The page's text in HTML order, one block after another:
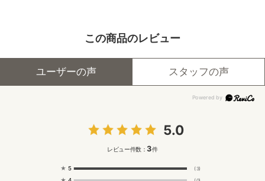
この商品のレビュー
ユーザーの声 スタッフの声
5.0
レビュー件数：3件
★ 5 (3)